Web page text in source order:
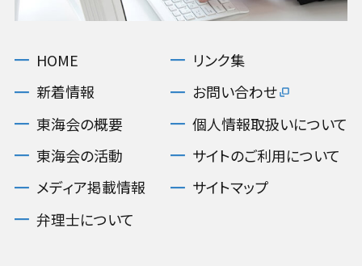
HOME
新着情報
東海会の概要
東海会の活動
メディア掲載情報
弁理士について
リンク集
お問い合わせ
個人情報取扱いについて
サイトのご利用について
サイトマップ